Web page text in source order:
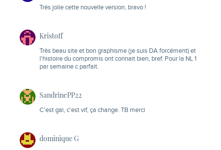
Très jolie cette nouvelle version, bravo !
Kristoff
Très beau site et bon graphisme (je suis DA forcément) et
l'histoire du compromis ont connait bien, bref. Pour la NL 1
par semaine c parfait.
SandrinePP22
C'est gai, c'est vif, ça change. TB merci
dominique G